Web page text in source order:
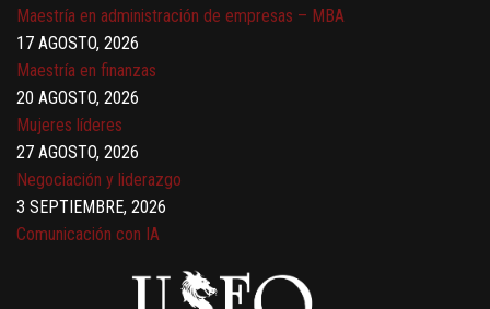
Maestría en administración de empresas – MBA
17 AGOSTO, 2026
Maestría en finanzas
20 AGOSTO, 2026
Mujeres líderes
27 AGOSTO, 2026
Negociación y liderazgo
3 SEPTIEMBRE, 2026
Comunicación con IA
Gobernanza de datos